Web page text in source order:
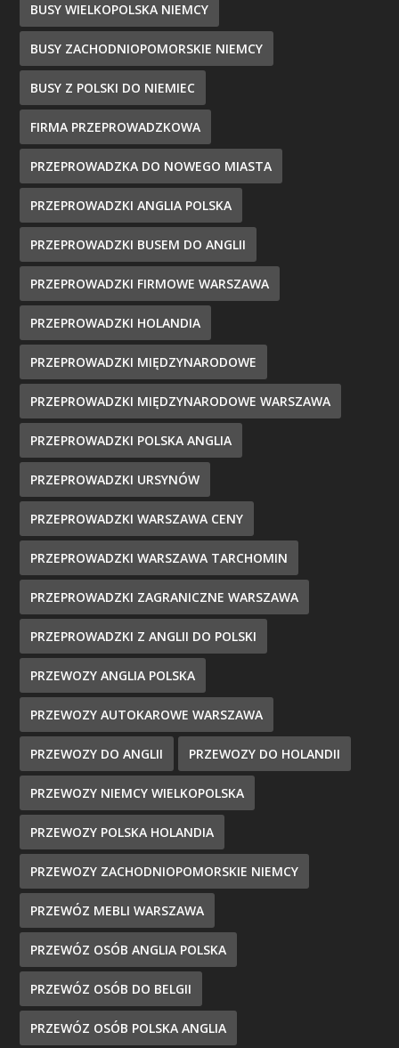
BUSY WIELKOPOLSKA NIEMCY
BUSY ZACHODNIOPOMORSKIE NIEMCY
BUSY Z POLSKI DO NIEMIEC
FIRMA PRZEPROWADZKOWA
PRZEPROWADZKA DO NOWEGO MIASTA
PRZEPROWADZKI ANGLIA POLSKA
PRZEPROWADZKI BUSEM DO ANGLII
PRZEPROWADZKI FIRMOWE WARSZAWA
PRZEPROWADZKI HOLANDIA
PRZEPROWADZKI MIĘDZYNARODOWE
PRZEPROWADZKI MIĘDZYNARODOWE WARSZAWA
PRZEPROWADZKI POLSKA ANGLIA
PRZEPROWADZKI URSYNÓW
PRZEPROWADZKI WARSZAWA CENY
PRZEPROWADZKI WARSZAWA TARCHOMIN
PRZEPROWADZKI ZAGRANICZNE WARSZAWA
PRZEPROWADZKI Z ANGLII DO POLSKI
PRZEWOZY ANGLIA POLSKA
PRZEWOZY AUTOKAROWE WARSZAWA
PRZEWOZY DO ANGLII PRZEWOZY DO HOLANDII
PRZEWOZY NIEMCY WIELKOPOLSKA
PRZEWOZY POLSKA HOLANDIA
PRZEWOZY ZACHODNIOPOMORSKIE NIEMCY
PRZEWÓZ MEBLI WARSZAWA
PRZEWÓZ OSÓB ANGLIA POLSKA
PRZEWÓZ OSÓB DO BELGII
PRZEWÓZ OSÓB POLSKA ANGLIA